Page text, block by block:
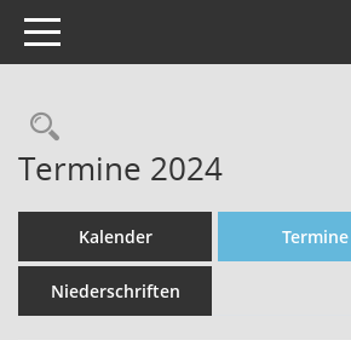
Toggle navigation
Rechercheauswahl
Termine 2024
Kalender Termine
Niederschriften